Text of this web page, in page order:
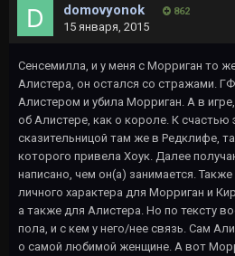
domovyonok 862
15 января, 2015
Сенсемилла, и у меня с Морриган то
Алистера, он остался со стражами.
Алистером и убила Морриган. А в
об Алистере, как о короле. К счастью
сказительницой там же в Редклифе,
которого привела Хоук. Далее
написано, чем он(а) занимается.
личного характера для Морриган и
а также для Алистера. Но по тексту
пола, и с кем у него/нее связь. Сам
о самой любимой женщине. А вот